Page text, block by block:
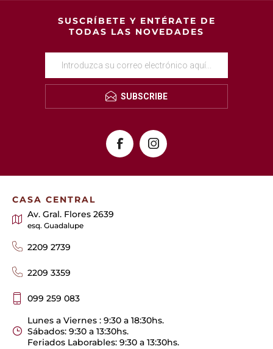
SUSCRÍBETE Y ENTÉRATE DE
TODAS LAS NOVEDADES
SUBSCRIBE
CASA CENTRAL
Av. Gral. Flores 2639
esq. Guadalupe
2209 2739
2209 3359
099 259 083
Lunes a Viernes : 9:30 a 18:30hs.
Sábados: 9:30 a 13:30hs.
Feriados Laborables: 9:30 a 13:30hs.